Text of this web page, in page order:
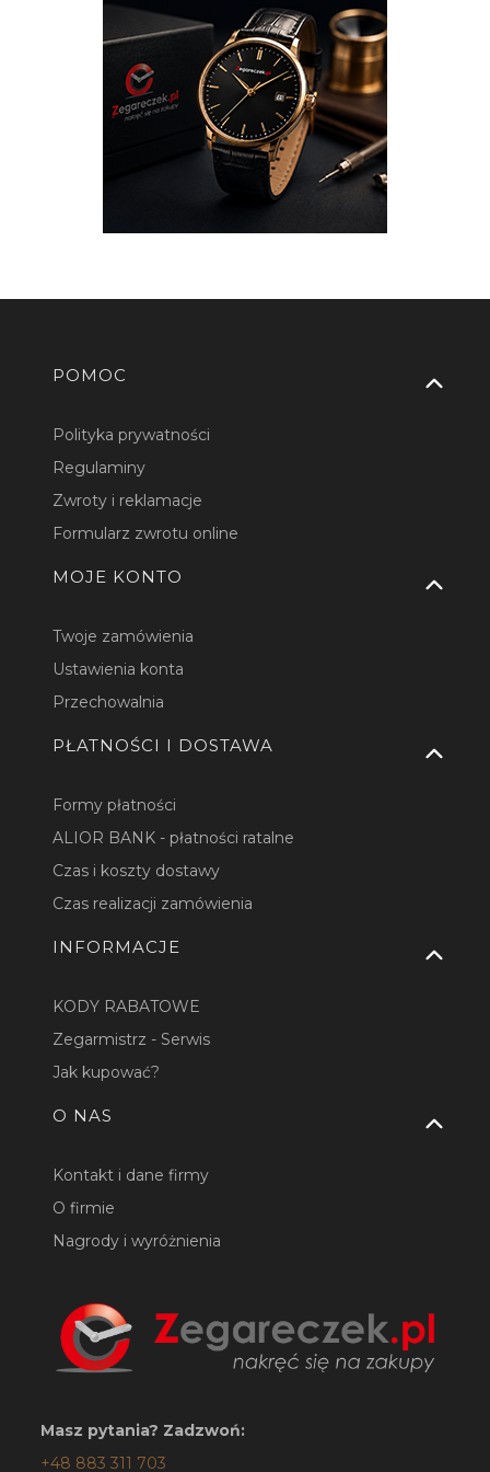
Linki w stopce
POMOC
Polityka prywatności
Regulaminy
Zwroty i reklamacje
Formularz zwrotu online
MOJE KONTO
Twoje zamówienia
Ustawienia konta
Przechowalnia
PŁATNOŚCI I DOSTAWA
Formy płatności
ALIOR BANK - płatności ratalne
Czas i koszty dostawy
Czas realizacji zamówienia
INFORMACJE
KODY RABATOWE
Zegarmistrz - Serwis
Jak kupować?
O NAS
Kontakt i dane firmy
O firmie
Nagrody i wyróżnienia
Masz pytania? Zadzwoń:
+48 883 311 703